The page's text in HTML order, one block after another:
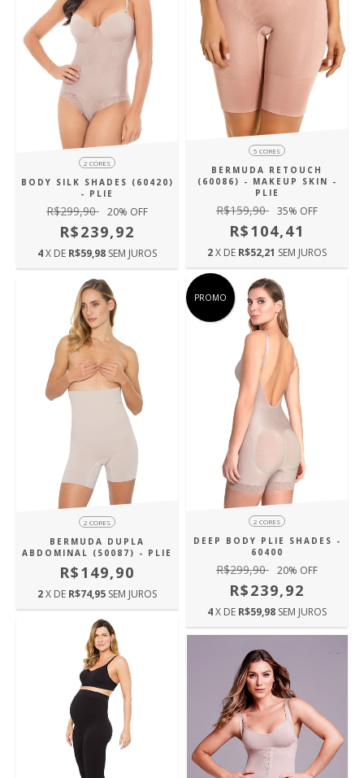
2 CORES
BODY SILK SHADES (60420)
- PLIE
R$299,90 20% OFF
R$239,92
4X DE R$59,98 SEM JUROS
5 CORES
BERMUDA RETOUCH
(60086) - MAKEUP SKIN -
PLIE
R$159,90 35% OFF
R$104,41
2X DE R$52,21 SEM JUROS
2 CORES
BERMUDA DUPLA
ABDOMINAL (50087) - PLIE
R$149,90
2X DE R$74,95 SEM JUROS
PROMO
2 CORES
DEEP BODY PLIE SHADES -
60400
R$299,90 20% OFF
R$239,92
4X DE R$59,98 SEM JUROS